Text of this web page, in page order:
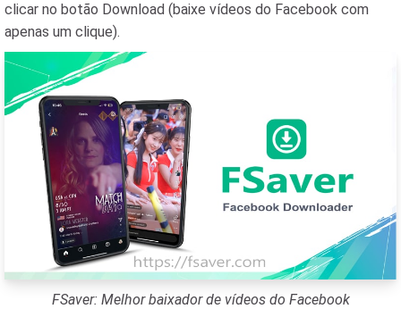
clicar no botão Download (baixe vídeos do Facebook com
apenas um clique).
FSaver: Melhor baixador de vídeos do Facebook